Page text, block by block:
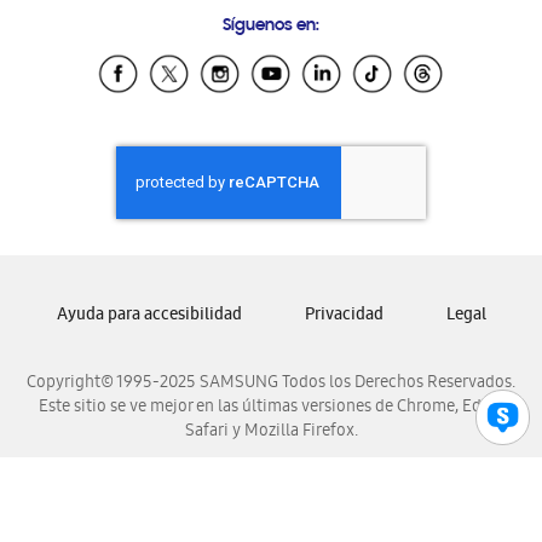
Samsung Ecuador
Samsung El Salvador
Samsung Honduras
Samsung Nicaragua
Samsung Panamá
Samsung Venezuela
Síguenos en:
Copyright© 1995-2025 SAMSUNG Todos los Derechos Reservados.
Este sitio se ve mejor en las últimas versiones de Chrome, Edge,
Safari y Mozilla Firefox.
Ayuda para accesibilidad Privacidad Legal